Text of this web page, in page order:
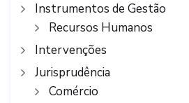
Instrumentos de Gestão
Recursos Humanos
Intervenções
Jurisprudência
Comércio